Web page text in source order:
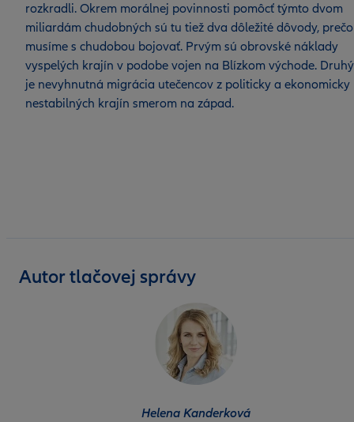
rozkradli. Okrem morálnej povinnosti pomôcť týmto dvom
miliardám chudobných sú tu tiež dva dôležité dôvody, prečo
musíme s chudobou bojovať. Prvým sú obrovské náklady
vyspelých krajín v podobe vojen na Blízkom východe.
je nevyhnutná migrácia utečencov z politicky a ekonomicky
nestabilných krajín smerom na západ.
Autor tlačovej správy
Helena Kanderková